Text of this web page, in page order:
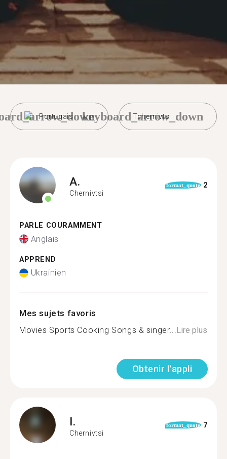
Portugais Tchernivtsi
keyboard_arrow_down
A.
Chernivtsi
format_quote 2
PARLE COURAMMENT
Anglais
APPREND
Ukrainien
Mes sujets favoris
Movies Sports Cooking Songs & singer...Lire plus
Obtenir l'appli
I.
Chernivtsi
format_quote 7